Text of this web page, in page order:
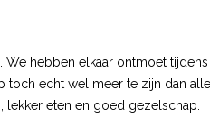
hebben elkaar ontmoet
echt wel meer te zijn dan
eten en goed gezelschap.